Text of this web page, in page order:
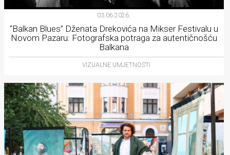
03.06.2026.
“Balkan Blues” Dženata Drekovića na Mikser Festivalu u
Novom Pazaru: Fotografska potraga za autentičnošću
Balkana
VIZUALNE UMJETNOSTI